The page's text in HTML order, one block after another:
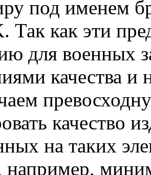
под именем
Так как эти
для военных
качества
качество
на таких
например,